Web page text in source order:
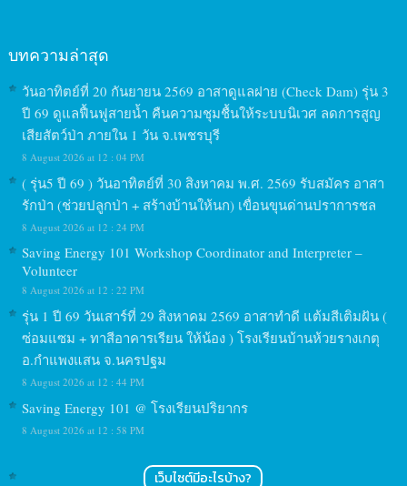
บทความล่าสุด
วันอาทิตย์ที่ 20 กันยายน 2569 อาสาดูแลฝาย (Check Dam) รุ่น 3
ปี 69 ดูแลฟื้นฟูสายน้ำ คืนความชุมชื้นให้ระบบนิเวศ ลดการสูญ
เสียสัตว์ป่า ภายใน 1 วัน จ.เพชรบุรี
8 August 2026 at 12 : 04 PM
( รุ่น5 ปี 69 ) วันอาทิตย์ที่ 30 สิงหาคม พ.ศ. 2569 รับสมัคร อาสา
รักป่า (ช่วยปลูกป่า + สร้างบ้านให้นก) เขื่อนขุนด่านปราการชล
8 August 2026 at 12 : 24 PM
Saving Energy 101 Workshop Coordinator and Interpreter –
Volunteer
8 August 2026 at 12 : 22 PM
รุ่น 1 ปี 69 วันเสาร์ที่ 29 สิงหาคม 2569 อาสาทำดี แต้มสีเติมฝัน (
ซ่อมแซม + ทาสีอาคารเรียน ให้น้อง ) โรงเรียนบ้านห้วยรางเกตุ
อ.กำแพงแสน จ.นครปฐม
8 August 2026 at 12 : 44 PM
Saving Energy 101 @ โรงเรียนปริยากร
8 August 2026 at 12 : 58 PM
เว็บไซต์มีอะไรบ้าง?